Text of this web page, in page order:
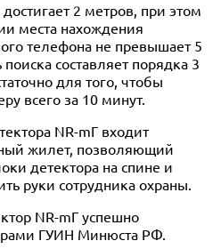
2 метров, при этом
места нахождения
телефона не превышает 5
составляет порядка 3
для того, чтобы
всего за 10 минут.
NR-mГ входит
жилет, позволяющий
детектора на спине и
руки сотрудника охраны.
NR-mГ успешно
ГУИН Минюста РФ.